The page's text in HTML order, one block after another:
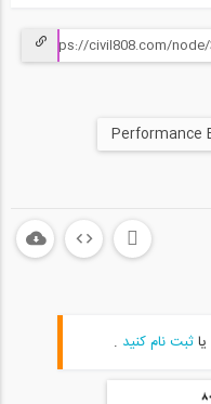
یاثبت نام کنید .